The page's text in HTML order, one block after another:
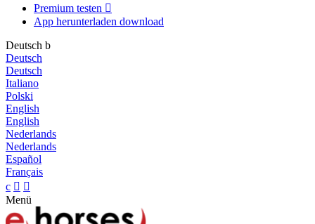
Premium testen 
App herunterladen download
Deutsch b
Deutsch
Deutsch
Italiano
Polski
English
English
Nederlands
Nederlands
Español
Français
c  
Menü